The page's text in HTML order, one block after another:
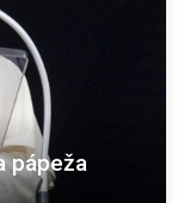
pápeža